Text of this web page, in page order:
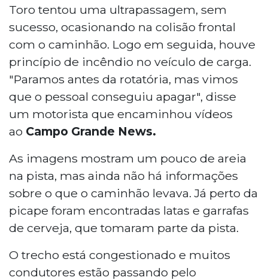
Toro tentou uma ultrapassagem, sem
sucesso, ocasionando na colisão frontal
com o caminhão. Logo em seguida, houve
princípio de incêndio no veículo de carga.
"Paramos antes da rotatória, mas vimos
que o pessoal conseguiu apagar", disse
um motorista que encaminhou vídeos
ao Campo Grande News.
As imagens mostram um pouco de areia
na pista, mas ainda não há informações
sobre o que o caminhão levava. Já perto da
picape foram encontradas latas e garrafas
de cerveja, que tomaram parte da pista.
O trecho está congestionado e muitos
condutores estão passando pelo